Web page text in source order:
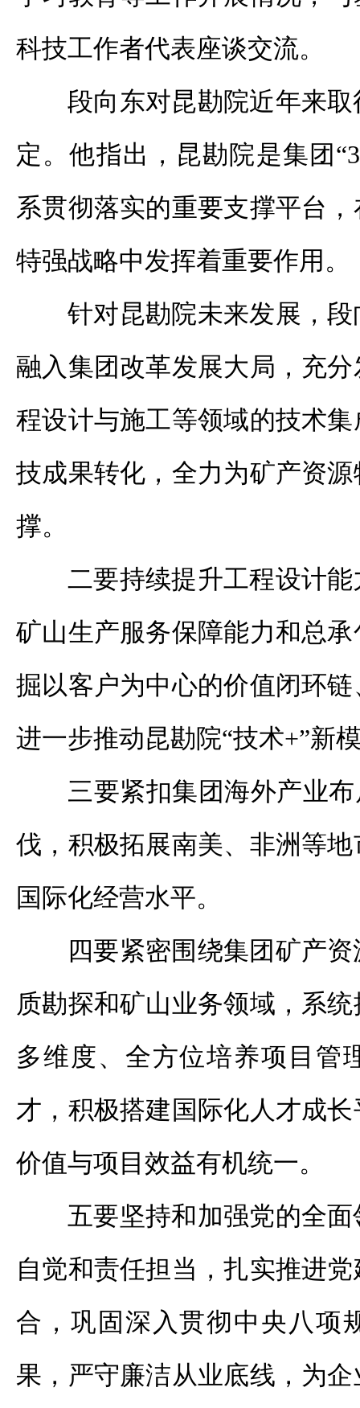
科技工作者代表座谈交流。
段向东对昆勘院近年来
定。他指出，昆勘院是集团“
系贯彻落实的重要支撑平台
特强战略中发挥着重要作用。
针对昆勘院未来发展，
融入集团改革发展大局，充
程设计与施工等领域的技术
技成果转化，全力为矿产资
撑。
二要持续提升工程设计
矿山生产服务保障能力和总
掘以客户为中心的价值闭环
进一步推动昆勘院“技术+”新
三要紧扣集团海外产业
伐，积极拓展南美、非洲等
国际化经营水平。
四要紧密围绕集团矿产
质勘探和矿山业务领域，系
多维度、全方位培养项目管
才，积极搭建国际化人才成
价值与项目效益有机统一。
五要坚持和加强党的全
自觉和责任担当，扎实推进
合，巩固深入贯彻中央八项
果，严守廉洁从业底线，为